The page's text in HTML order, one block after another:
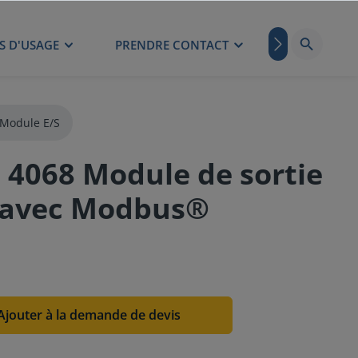
D'USAGE PRENDRE CONTACT BLOG
E/S
Module de sortie
Modbus®
à la demande de devis